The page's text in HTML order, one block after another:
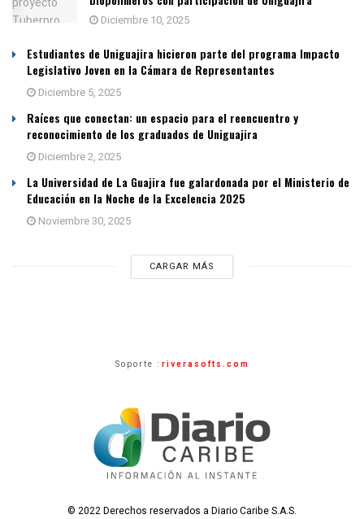
Diciembre 10, 2025
Estudiantes de Uniguajira hicieron parte del programa Impacto
Legislativo Joven en la Cámara de Representantes
Diciembre 5, 2025
Raíces que conectan: un espacio para el reencuentro y
reconocimiento de los graduados de Uniguajira
Diciembre 2, 2025
La Universidad de La Guajira fue galardonada por el Ministerio de
Educación en la Noche de la Excelencia 2025
Noviembre 30, 2025
CARGAR MÁS
Soporte : riverasofts.com
© 2022 Derechos reservados a Diario Caribe S.A.S.